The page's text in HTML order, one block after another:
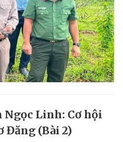
Linh: Cơ hội
Đăng (Bài 2)